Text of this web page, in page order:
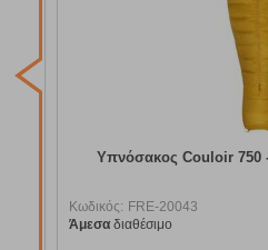
Υπνόσακος Couloir 750 -
Κωδικός: FRE-20043
Άμεσαδιαθέσιμο